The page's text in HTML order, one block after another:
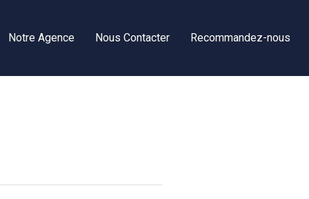
Notre Agence Nous Contacter Recommandez-nous